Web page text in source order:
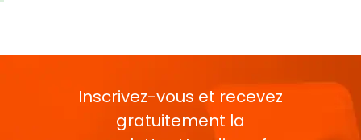
Inscrivez-vous et recevez
gratuitement la